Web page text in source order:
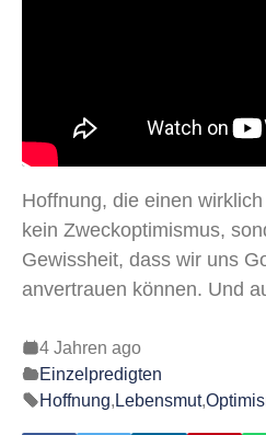
Hoffnung, die einen
kein Zweckoptimismus,
Gewissheit, dass wir uns
anvertrauen können. Und
4 Jahren ago
Einzelpredigten
Hoffnung, Lebensmut,